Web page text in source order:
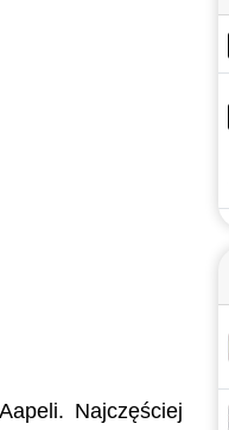
Najczęściej